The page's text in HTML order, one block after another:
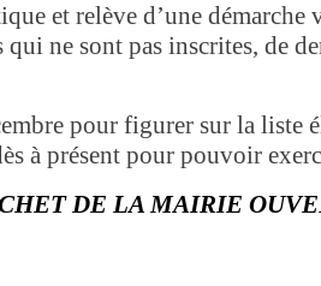
et relève d’une
ne sont pas inscrites, de
pour figurer sur la liste
à présent pour pouvoir
DE LA MAIRIE